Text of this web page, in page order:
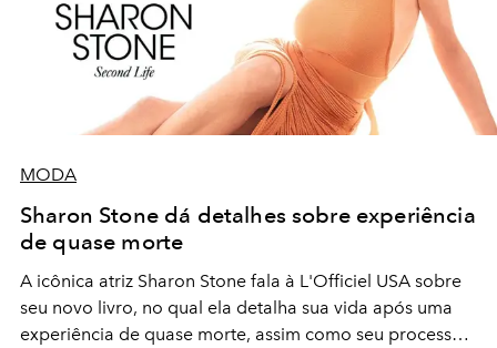
MODA
Sharon Stone dá detalhes sobre experiência
de quase morte
A icônica atriz Sharon Stone fala à L'Officiel USA sobre
seu novo livro, no qual ela detalha sua vida após uma
experiência de quase morte, assim como seu processo